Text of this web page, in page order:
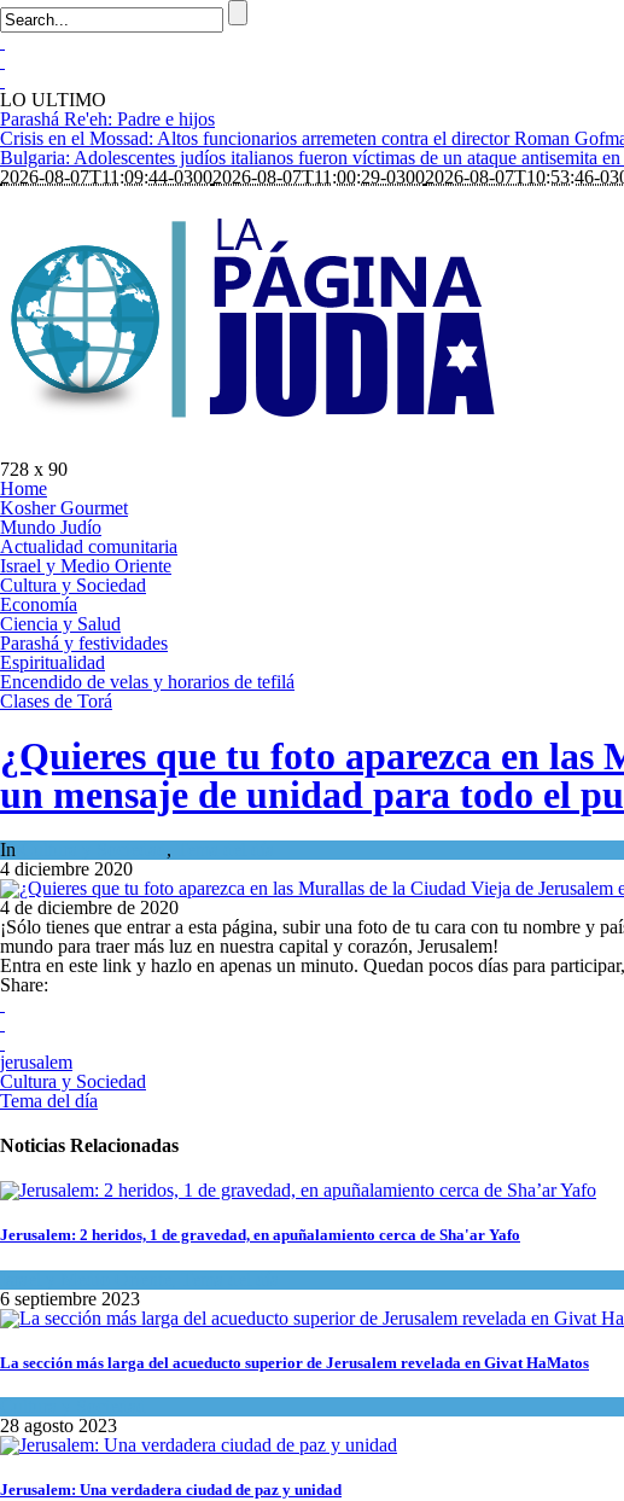
LO ULTIMO
Parashá Re'eh: Padre e hijos
Crisis en el Mossad: Altos funcionarios arremeten contra el director Roman
Bulgaria: Adolescentes judíos italianos fueron víctimas de un ataque antisemita
2026-08-07T11:09:44-03002026-08-07T11:00:29-03002026-08-07T10:53:46-
728 x 90
Home
Kosher Gourmet
Mundo Judío
Actualidad comunitaria
Israel y Medio Oriente
Cultura y Sociedad
Economía
Ciencia y Salud
Parashá y festividades
Espiritualidad
Encendido de velas y horarios de tefilá
Clases de Torá
¿Quieres que tu foto aparezca en
un mensaje de unidad para todo el
In ,
4 diciembre 2020
4 de diciembre de 2020
¡Sólo tienes que entrar a esta página, subir una foto de tu cara con tu nombre y
mundo para traer más luz en nuestra capital y corazón, Jerusalem!
Entra en este link y hazlo en apenas un minuto. Quedan pocos días para
Share:
jerusalem
Cultura y Sociedad
Tema del día
Noticias Relacionadas
Jerusalem: 2 heridos, 1 de gravedad, en apuñalamiento cerca de Sha'ar Yafo
6 septiembre 2023
La sección más larga del acueducto superior de Jerusalem revelada en Givat HaMatos
28 agosto 2023
Jerusalem: Una verdadera ciudad de paz y unidad